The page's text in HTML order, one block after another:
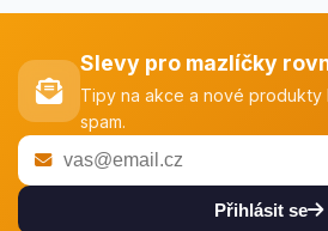
Slevy pro mazlíčky
Tipy na akce a nové
spam.
Přihlásit se